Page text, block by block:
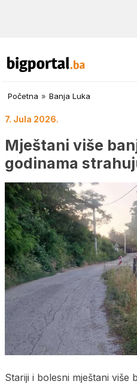
Početna » Banja Luka
7. Jula 2026.
Mještani više
godinama
Stariji i bolesni mještani više